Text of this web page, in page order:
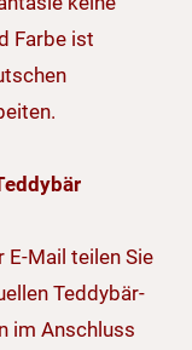
Farbe ist
E-Mail teilen Sie
Teddybär-
im Anschluss